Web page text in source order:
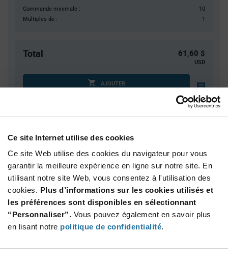
Ce site Internet utilise des cookies
Ce site Web utilise des cookies du navigateur pour vous
garantir la meilleure expérience en ligne sur notre site. En
utilisant notre site Web, vous consentez à l'utilisation des
cookies. Plus d’informations sur les cookies utilisés et
les préférences sont disponibles en sélectionnant
“Personnaliser”. Vous pouvez également en savoir plus
en lisant notre politique de confidentialité.
Commande minimale :
10
Multiples de :
1
Total 61,60 $
USD
AJOUTER
40
100
$6.01
250+
$5.93
Information